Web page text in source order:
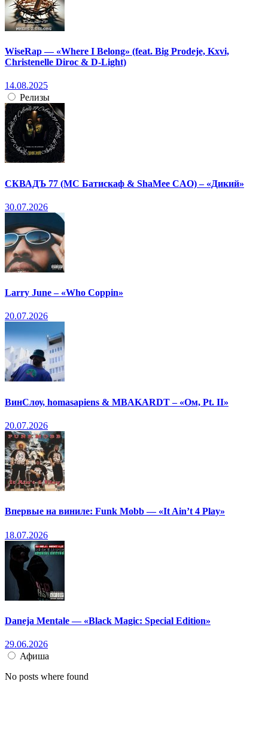
WiseRap — «Where I Belong» (feat. Big Prodeje, Kxvi,
Christenelle Diroc & D-Light)
14.08.2025
Релизы
СКВАДЪ 77 (МС Батискаф & ShaMee CAO) – «Дикий»
30.07.2026
Larry June – «Who Coppin»
20.07.2026
ВинСлоу, homasapiens & MBAKARDT – «Ом, Pt. II»
20.07.2026
Впервые на виниле: Funk Mobb — «It Ain’t 4 Play»
18.07.2026
Daneja Mentale — «Black Magic: Special Edition»
29.06.2026
Афиша
No posts where found